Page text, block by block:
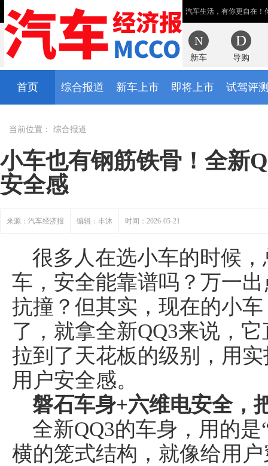
汽车生活，有你更自在！
新车 导购
首页 综合报道 新车上市 即将上市 试驾评
当前位置： 综合报道
小车也有钢筋铁骨！全新
安全感
来源：汽车经济报 编辑：丰沐 时间：2026-05-21
很多人在选小车的时候
车，安全能靠谱吗？万一
抗撞？但其实，现在的小
了，就拿全新QQ3来说，
拉到了天花板的级别，用
用户安全感。
磐石车身+六维电安全，
全新QQ3的车身，用的
横的笼式结构，就像给用